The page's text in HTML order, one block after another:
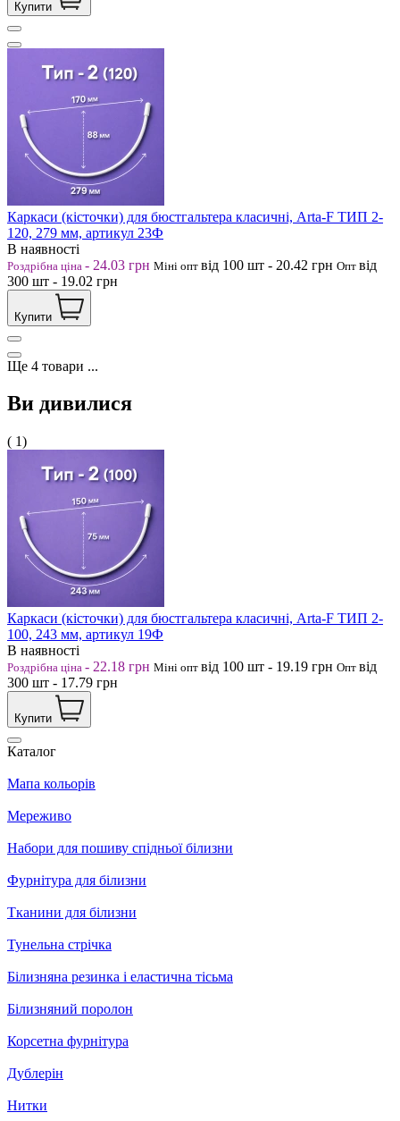
Купити
Каркаси (кісточки) для бюстгальтера класичні, Arta-F ТИП 2-
120, 279 мм, артикул 23Ф
В наявності
Роздрібна ціна - 24.03 грн Міні опт від 100 шт - 20.42 грн Опт від
300 шт - 19.02 грн
Купити
Ще 4 товари ...
Ви дивилися
( 1)
Каркаси (кісточки) для бюстгальтера класичні, Arta-F ТИП 2-
100, 243 мм, артикул 19Ф
В наявності
Роздрібна ціна - 22.18 грн Міні опт від 100 шт - 19.19 грн Опт від
300 шт - 17.79 грн
Купити
Каталог
Мапа кольорів
Мереживо
Набори для пошиву спідньої білизни
Фурнітура для білизни
Тканини для білизни
Тунельна стрічка
Білизняна резинка і еластична тісьма
Білизняний поролон
Корсетна фурнітура
Дублерін
Нитки